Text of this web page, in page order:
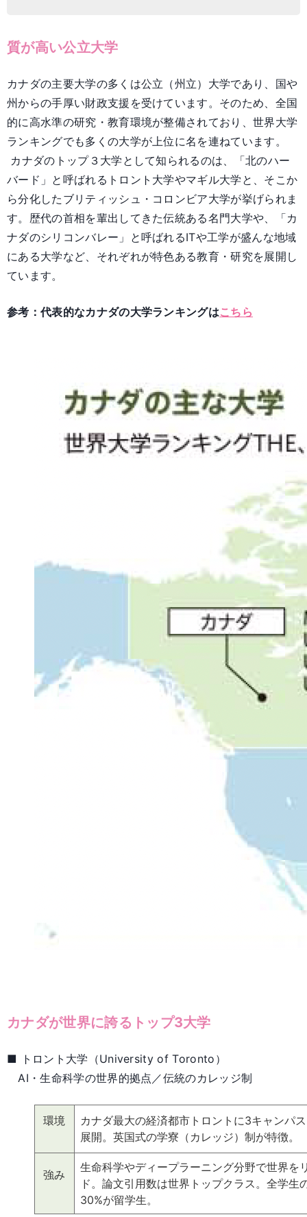
質が高い公立大学
カナダの主要大学の多くは公立（州立）大学であり、国や
州からの手厚い財政支援を受けています。そのため、全国
的に高水準の研究・教育環境が整備されており、世界大学
ランキングでも多くの大学が上位に名を連ねています。
カナダのトップ３大学として知られるのは、「北のハー
バード」と呼ばれるトロント大学やマギル大学と、そこか
ら分化したブリティッシュ・コロンビア大学が挙げられま
す。歴代の首相を輩出してきた伝統ある名門大学や、「カ
ナダのシリコンバレー」と呼ばれるITや工学が盛んな地域
にある大学など、それぞれが特色ある教育・研究を展開し
ています。
参考：代表的なカナダの大学ランキングはこちら
カナダが世界に誇るトップ3大学
■ トロント大学（University of Toronto）
AI・生命科学の世界的拠点／伝統のカレッジ制
環境
カナダ最大の経済都市トロントに3キャンパ
展開。英国式の学寮（カレッジ）制が特徴。
強み
生命科学やディープラーニング分野で世界を
ド。論文引用数は世界トップクラス。全学生
30%が留学生。